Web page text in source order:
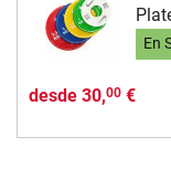
En
desde 30,00€